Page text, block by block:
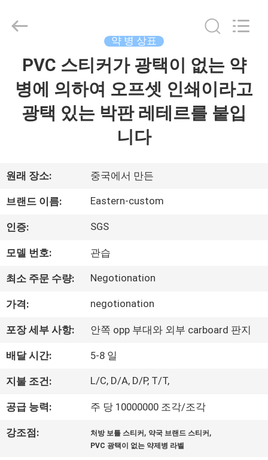
우
리
에
대
공
장
여
행
2017
Industry
Rights
Reserved.
약 병 상표
PVC 스티커가 광택이 없는 약
병에 의하여 오프셋 인쇄이라고
광택 있는 박판 레테르를 붙입
니다
원래 장소: 중국에서 만든
브랜드 이름: Eastern-custom
인증: SGS
모델 번호: 관습
최소 주문 수량: Negotionation
가격: negotionation
포장 세부 사항: 안쪽 opp 부대와 외부 carboard 판지
배달 시간: 5-8 일
지불 조건: L/C, D/A, D/P, T/T,
공급 능력: 주 당 10000000 조각/조각
강조점: 처방 보틀 스티커 , 약국 브랜드 스티커 ,
PVC 광택이 없는 약제병 라벨